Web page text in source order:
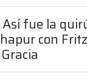
Así fue la
con